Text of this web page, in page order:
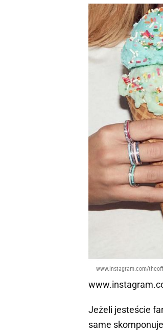
www.instagram.com/
Jeżeli jesteście
same